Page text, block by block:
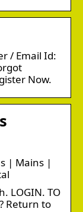
/ Email Id:
Now.
| Mains |
LOGIN. TO
Return to